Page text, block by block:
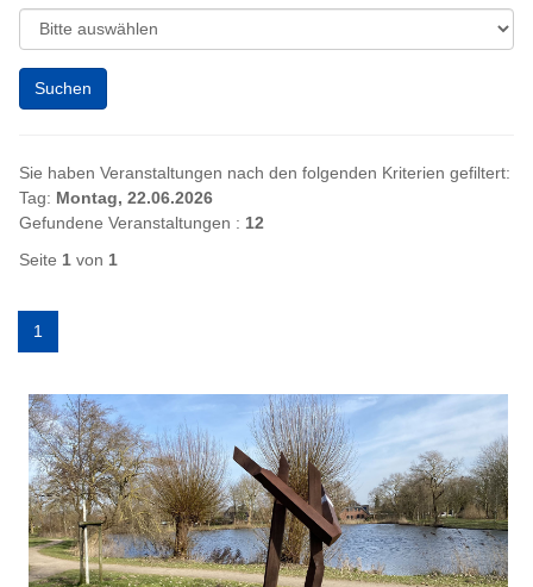
Sie haben Veranstaltungen nach den folgenden Kriterien gefiltert:
Tag: Montag, 22.06.2026
Gefundene Veranstaltungen : 12
Seite 1 von 1
1